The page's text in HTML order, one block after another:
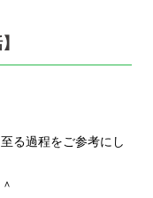
る過程をご参考にし